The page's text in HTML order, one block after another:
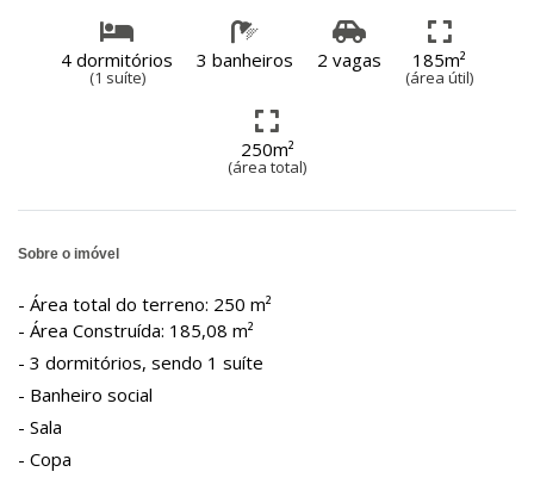
4 dormitórios
(1 suíte)
3 banheiros 2 vagas 185m²
(área útil)
250m²
(área total)
Sobre o imóvel
- Área total do terreno: 250 m²
- Área Construída: 185,08 m²
- 3 dormitórios, sendo 1 suíte
- Banheiro social
- Sala
- Copa